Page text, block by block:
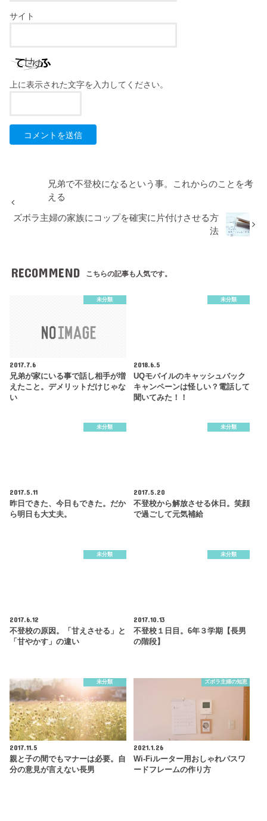
サイト
上に表示された文字を入力してください。
兄弟で不登校になるという事。これからのことを考
える
ズボラ主婦の家族にコップを確実に片付けさせる方
法
RECOMMEND こちらの記事も人気です。
未分類
2017.7.6
兄弟が家にいる事で話し相手が増
えたこと。デメリットだけじゃな
い
未分類
2018.6.5
UQモバイルのキャッシュバック
キャンペーンは怪しい？電話して
聞いてみた！！
未分類
2017.5.11
昨日できた、今日もできた。だか
ら明日も大丈夫。
未分類
2017.5.20
不登校から解放させる休日。笑顔
で過ごして元気補給
未分類
2017.6.12
不登校の原因。「甘えさせる」と
「甘やかす」の違い
未分類
2017.10.13
不登校１日目。6年３学期【長男
の階段】
未分類
2017.11.5
親と子の間でもマナーは必要。自
分の意見が言えない長男
ズボラ主婦の知恵
2021.1.26
Wi-Fiルーター用おしゃれパスワ
ードフレームの作り方